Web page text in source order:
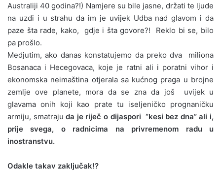
Australiji 40 godina?!) Namjere su bile jasne, držati te ljude
na uzdi i u strahu da im je uvijek Udba nad glavom i da
paze šta rade, kako, gdje i šta govore?! Reklo bi se, bilo
pa prošlo.
Medjutim, ako danas konstatujemo da preko dva miliona
Bosanaca i Hecegovaca, koje je ratni ali i poratni vihor i
ekonomska neimaština otjerala sa kućnog praga u brojne
zemlje ove planete, mora da se zna da još uvijek u
glavama onih koji kao prate tu iseljeničko prognaničku
armiju, smatrajuda je riječ o dijaspori “kesi bez dna” ali i,
prije svega, o radnicima na privremenom radu u
inostranstvu.
Odakle takav zaključak!?